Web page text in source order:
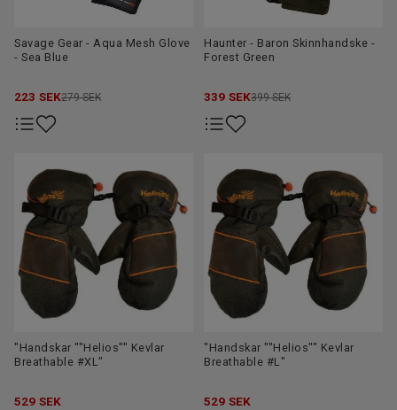
Savage Gear - Aqua Mesh Glove
- Sea Blue
223 SEK279 SEK
Haunter - Baron Skinnhandske -
Forest Green
339 SEK399 SEK
"Handskar ""Helios"" Kevlar
Breathable #XL"
529 SEK
"Handskar ""Helios"" Kevlar
Breathable #L"
529 SEK